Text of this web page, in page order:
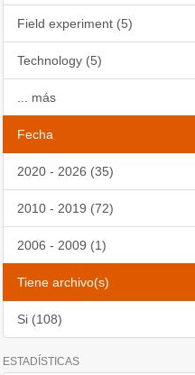
Field experiment (5)
Technology (5)
... más
Fecha
2020 - 2026 (35)
2010 - 2019 (72)
2006 - 2009 (1)
Tiene archivo(s)
Si (108)
ESTADÍSTICAS